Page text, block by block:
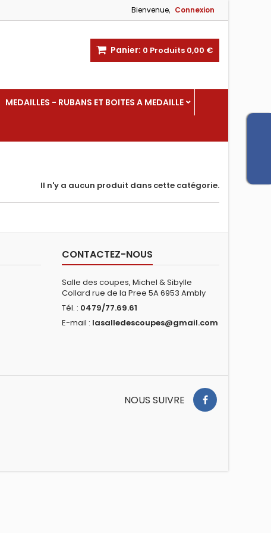
Bienvenue, Connexion
Panier: 0 Produits 0,00 €
MEDAILLES - RUBANS ET BOITES A MEDAILLE
Il n'y a aucun produit dans cette catégorie.
CONTACTEZ-NOUS
Salle des coupes, Michel & Sibylle
Collard rue de la Pree 5A 6953 Ambly
Tél. : 0479/77.69.61
E-mail : lasalledescoupes@gmail.com
NOUS SUIVRE